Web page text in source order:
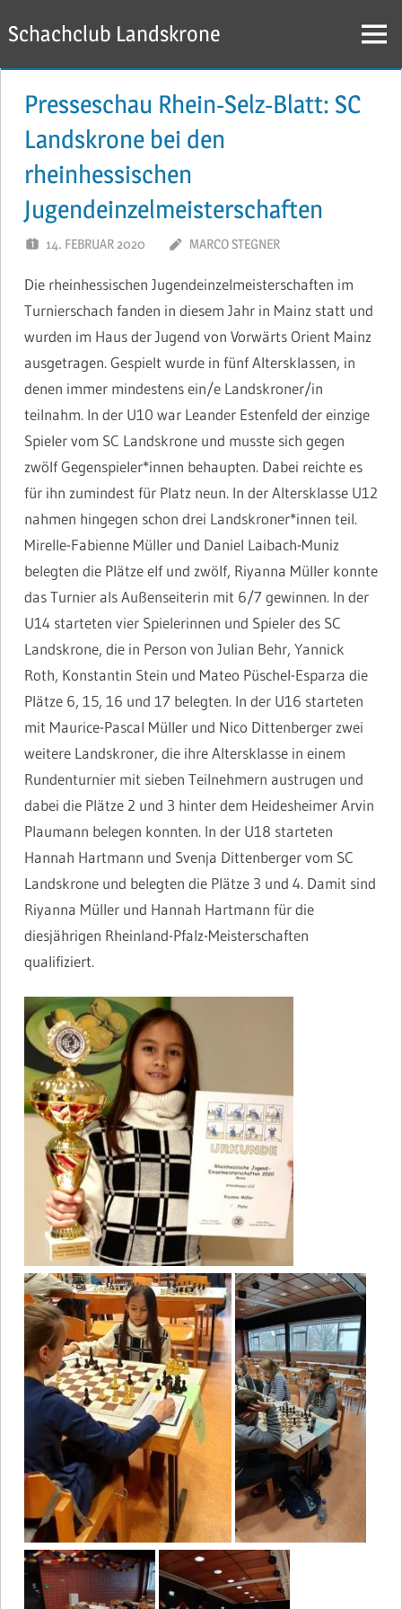
Inhalt
springen
Schachclub Landskrone Menü
Presseschau Rhein-Selz-Blatt: SC
Landskrone bei den
rheinhessischen
Jugendeinzelmeisterschaften
14. FEBRUAR 2020 MARCO STEGNER
Die rheinhessischen Jugendeinzelmeisterschaften im
Turnierschach fanden in diesem Jahr in Mainz statt und
wurden im Haus der Jugend von Vorwärts Orient Mainz
ausgetragen. Gespielt wurde in fünf Altersklassen, in
denen immer mindestens ein/e Landskroner/in
teilnahm. In der U10 war Leander Estenfeld der einzige
Spieler vom SC Landskrone und musste sich gegen
zwölf Gegenspieler*innen behaupten. Dabei reichte es
für ihn zumindest für Platz neun. In der Altersklasse U12
nahmen hingegen schon drei Landskroner*innen teil.
Mirelle-Fabienne Müller und Daniel Laibach-Muniz
belegten die Plätze elf und zwölf, Riyanna Müller konnte
das Turnier als Außenseiterin mit 6/7 gewinnen. In der
U14 starteten vier Spielerinnen und Spieler des SC
Landskrone, die in Person von Julian Behr, Yannick
Roth, Konstantin Stein und Mateo Püschel-Esparza die
Plätze 6, 15, 16 und 17 belegten. In der U16 starteten
mit Maurice-Pascal Müller und Nico Dittenberger zwei
weitere Landskroner, die ihre Altersklasse in einem
Rundenturnier mit sieben Teilnehmern austrugen und
dabei die Plätze 2 und 3 hinter dem Heidesheimer Arvin
Plaumann belegen konnten. In der U18 starteten
Hannah Hartmann und Svenja Dittenberger vom SC
Landskrone und belegten die Plätze 3 und 4. Damit sind
Riyanna Müller und Hannah Hartmann für die
diesjährigen Rheinland-Pfalz-Meisterschaften
qualifiziert.